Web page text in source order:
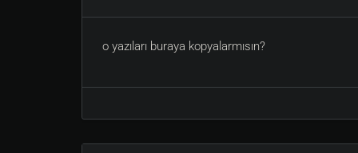
o yazıları buraya kopyalarmısın?